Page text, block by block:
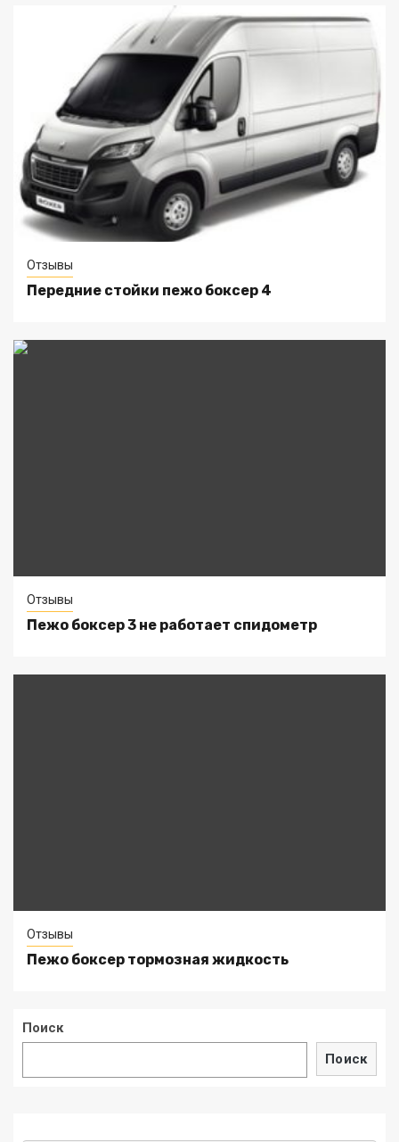
Отзывы
Передние стойки пежо боксер 4
Отзывы
Пежо боксер 3 не работает спидометр
Отзывы
Пежо боксер тормозная жидкость
Поиск
Поиск